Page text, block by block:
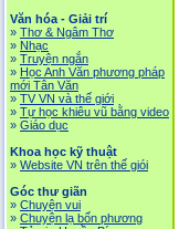
Văn hóa - Giải trí
» Thơ & Ngâm Thơ
» Nhạc
» Truyện ngắn
» Học Anh Văn phương pháp
mới Tân Văn
» TV VN và thế giới
» Tự học khiêu vũ bằng video
» Giáo dục
Khoa học kỹ thuật
» Website VN trên thế giói
Góc thư giãn
» Chuyện vui
» Chuyện lạ bốn phương